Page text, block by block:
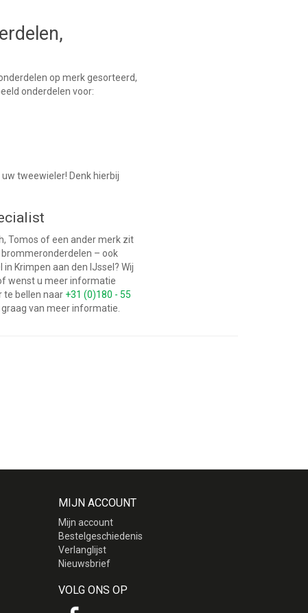
op merk gesorteerd,
onderdelen voor:
tweewieler! Denk hierbij
Tomos of een ander merk zit
– ook
Krimpen aan den IJssel? Wij
wenst u meer informatie
te bellen naar +31 (0)180 - 55
graag van meer informatie.
MIJN ACCOUNT
Mijn account
Bestelgeschiedenis
Verlanglijst
Nieuwsbrief
VOLG ONS OP